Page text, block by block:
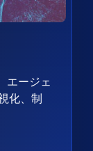
エージェ
化、制